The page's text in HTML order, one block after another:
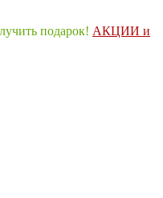
подарок! АКЦИИ и